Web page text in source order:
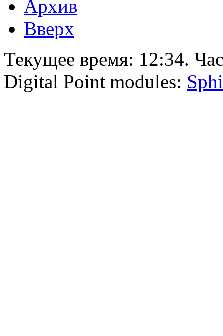
Архив
Вверх
Текущее время: 12:34.
Digital Point modules: